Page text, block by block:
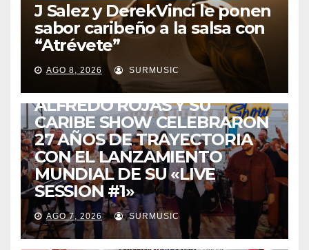
J Salez y DerekVinci le ponen
sabor caribeño a la salsa con
“Atrévete”
AGO 8, 2026 SURMUSIC
ENTRETENIMIENTO GUARACHA ZULIANA LIVE SESSION
ZULIA
ALFREDO ROJAS Y SU
CARIBE SHOW CELEBRARON
27 AÑOS DE TRAYECTORIA
CON EL LANZAMIENTO
MUNDIAL DE SU «LIVE
SESSION #1»
AGO 7, 2026 SURMUSIC